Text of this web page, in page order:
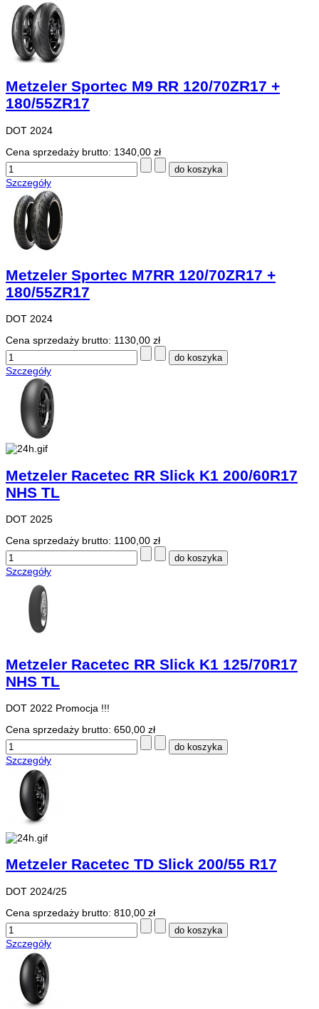
Metzeler Sportec M9 RR 120/70ZR17 +
180/55ZR17
DOT 2024
Cena sprzedaży brutto: 1340,00 zł
Szczegóły
Metzeler Sportec M7RR 120/70ZR17 +
180/55ZR17
DOT 2024
Cena sprzedaży brutto: 1130,00 zł
Szczegóły
Metzeler Racetec RR Slick K1 200/60R17
NHS TL
DOT 2025
Cena sprzedaży brutto: 1100,00 zł
Szczegóły
Metzeler Racetec RR Slick K1 125/70R17
NHS TL
DOT 2022 Promocja !!!
Cena sprzedaży brutto: 650,00 zł
Szczegóły
Metzeler Racetec TD Slick 200/55 R17
DOT 2024/25
Cena sprzedaży brutto: 810,00 zł
Szczegóły